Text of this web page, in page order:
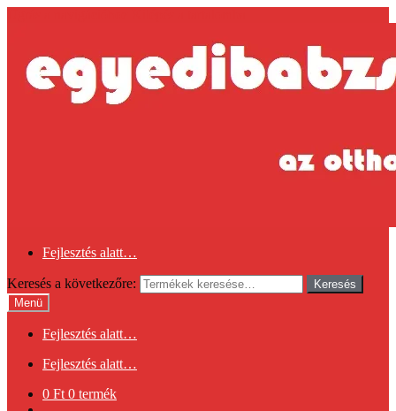
Fejlesztés alatt…
Keresés a következőre:
Keresés
Menü
Fejlesztés alatt…
Fejlesztés alatt…
0 Ft 0 termék